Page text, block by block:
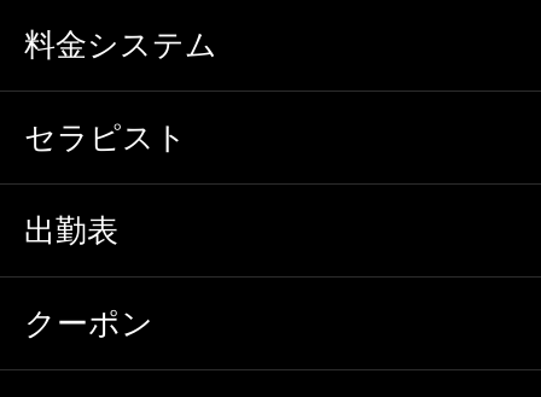
料金システム
セラピスト
出勤表
クーポン